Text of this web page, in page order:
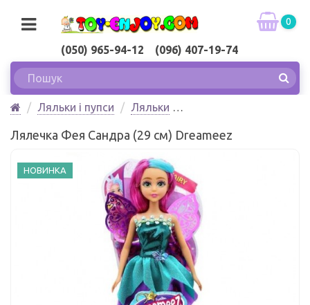
(050) 965-94-12 (096) 407-19-74
0
Ляльки і пупси
Ляльки
Лялечка Фея Сандра (29 см) Dreameez
НОВИНКА